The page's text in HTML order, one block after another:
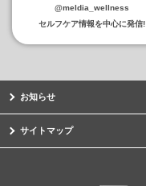
@meldia_wellness
セルフケア情報を中心に発信!
お知らせ
サイトマップ